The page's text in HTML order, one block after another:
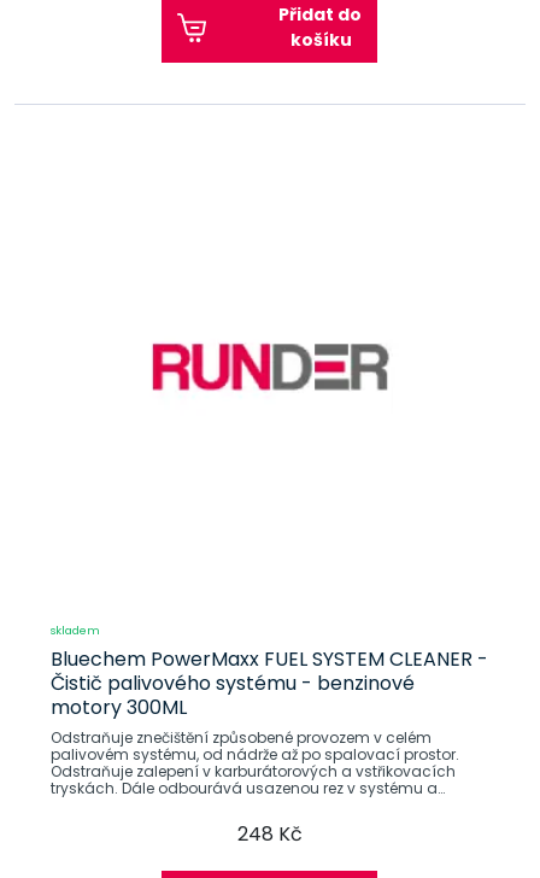
Přidat do
košíku
skladem
Bluechem PowerMaxx FUEL SYSTEM CLEANER -
Čistič palivového systému - benzinové
motory 300ML
Odstraňuje znečištění způsobené provozem v celém
palivovém systému, od nádrže až po spalovací prostor.
Odstraňuje zalepení v karburátorových a vstřikovacích
tryskách. Dále odbourává usazenou rez v systému a
248 Kč